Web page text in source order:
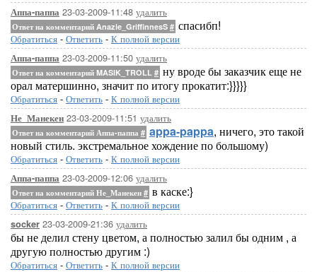
Аппа-паппа 23-03-2009-11:48 удалить
Ответ на комментарий Anazie_GriffinnesS # спасибп!
Обратиться - Ответить - К полной версии
Аппа-паппа 23-03-2009-11:50 удалить
Ответ на комментарий MASIK_TROLL # ну вроде бы заказчик еще не
орал матершинно, значит по итогу прокатит:}}}}}
Обратиться - Ответить - К полной версии
Не_Манекен 23-03-2009-11:51 удалить
Ответ на комментарий Аппа-паппа # appa-pappa, ничего, это такой
новый стиль. экстремальное хождение по большому)
Обратиться - Ответить - К полной версии
Аппа-паппа 23-03-2009-12:06 удалить
Ответ на комментарий Не_Манекен # в каске:}
Обратиться - Ответить - К полной версии
socker 23-03-2009-21:36 удалить
бы не делил стену цветом, а полностью залил бы одним , а
другую полностью другим :)
Обратиться - Ответить - К полной версии